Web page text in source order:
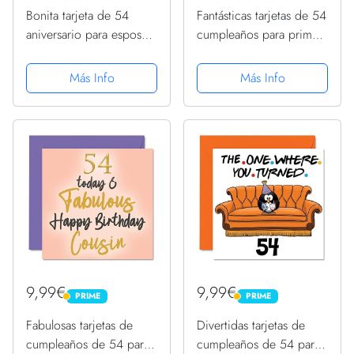
Bonita tarjeta de 54
aniversario para esposa,
de felicitación de 54
aniversario de la familia,
tarjetas de felicitación de
Más Info
Fantásticas tarjetas de 54
cumpleaños para primos,
tarjeta de feliz
cumpleaños para primos,
regalos de cumpleaños
Más Info
9,99€ PRIME
PRIME
Fabulosas tarjetas de
cumpleaños de 54 para
9,99€ PRIME
PRIME
Divertidas tarjetas de
cumpleaños de 54 para